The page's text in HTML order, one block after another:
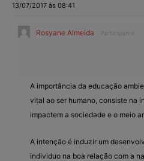
13/07/2017 às 08:41
Rosyane Almeida Participante
A importância da educação
vital ao ser humano, consiste na
impactem a sociedade e o meio
A intenção é induzir um
individuo na boa relação com a